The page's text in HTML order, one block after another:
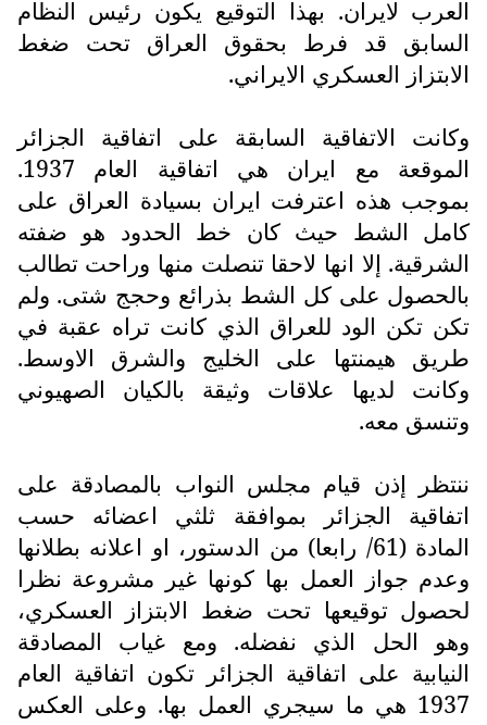
العرب لايران. بهذا التوقيع يكون رئيس النظام
السابق قد فرط بحقوق العراق تحت ضغط
الابتزاز العسكري الايراني.
وكانت الاتفاقية السابقة على اتفاقية الجزائر
الموقعة مع ايران هي اتفاقية العام 1937.
بموجب هذه اعترفت ايران بسيادة العراق على
كامل الشط حيث كان خط الحدود هو ضفته
الشرقية. إلا انها لاحقا تنصلت منها وراحت تطالب
بالحصول على كل الشط بذرائع وحجج شتى. ولم
تكن تكن الود للعراق الذي كانت تراه عقبة في
طريق هيمنتها على الخليج والشرق الاوسط.
وكانت لديها علاقات وثيقة بالكيان الصهيوني
وتنسق معه.
ننتظر إذن قيام مجلس النواب بالمصادقة على
اتفاقية الجزائر بموافقة ثلثي اعضائه حسب
المادة (61/ رابعا) من الدستور، او اعلانه بطلانها
وعدم جواز العمل بها كونها غير مشروعة نظرا
لحصول توقيعها تحت ضغط الابتزاز العسكري،
وهو الحل الذي نفضله. ومع غياب المصادقة
النيابية على اتفاقية الجزائر تكون اتفاقية العام
1937 هي ما سيجري العمل بها. وعلى العكس